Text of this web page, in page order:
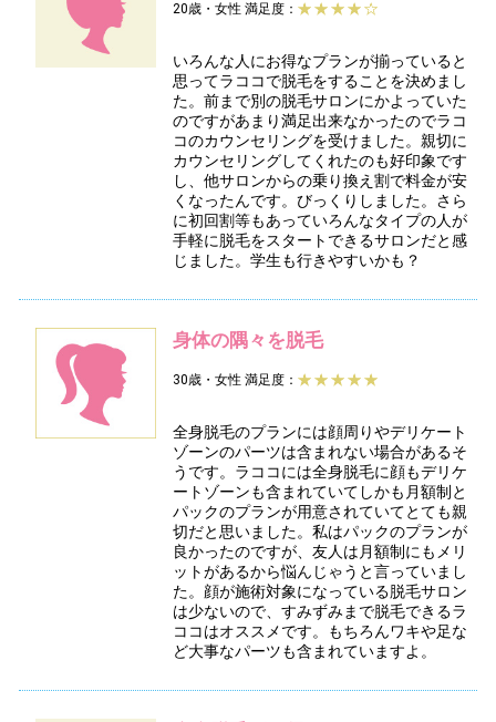
20歳・女性 満足度：
いろんな人にお得なプランが揃っていると
思ってラココで脱毛をすることを決めまし
た。前まで別の脱毛サロンにかよっていた
のですがあまり満足出来なかったのでラコ
コのカウンセリングを受けました。親切に
カウンセリングしてくれたのも好印象です
し、他サロンからの乗り換え割で料金が安
くなったんです。びっくりしました。さら
に初回割等もあっていろんなタイプの人が
手軽に脱毛をスタートできるサロンだと感
じました。学生も行きやすいかも？
身体の隅々を脱毛
30歳・女性 満足度：
全身脱毛のプランには顔周りやデリケート
ゾーンのパーツは含まれない場合があるそ
うです。ラココには全身脱毛に顔もデリケ
ートゾーンも含まれていてしかも月額制と
パックのプランが用意されていてとても親
切だと思いました。私はパックのプランが
良かったのですが、友人は月額制にもメリ
ットがあるから悩んじゃうと言っていまし
た。顔が施術対象になっている脱毛サロン
は少ないので、すみずみまで脱毛できるラ
ココはオススメです。もちろんワキや足な
ど大事なパーツも含まれていますよ。